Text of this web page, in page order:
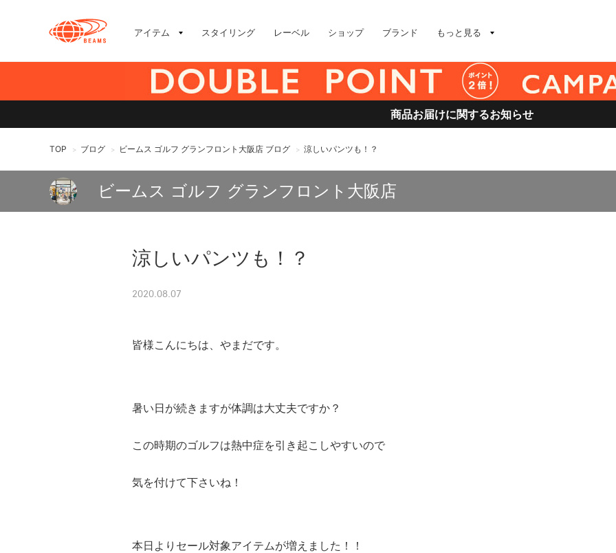
アイテム スタイリング レーベル ショップ ブランド もっと見る
商品お届けに関するお知らせ
TOP > ブログ > ビームス ゴルフ グランフロント大阪店 ブログ > 涼しいパンツも！？
ビームス ゴルフ グランフロント大阪店
涼しいパンツも！？
2020.08.07
皆様こんにちは、やまだです。
暑い日が続きますが体調は大丈夫ですか？
この時期のゴルフは熱中症を引き起こしやすいので
気を付けて下さいね！
本日よりセール対象アイテムが増えました！！